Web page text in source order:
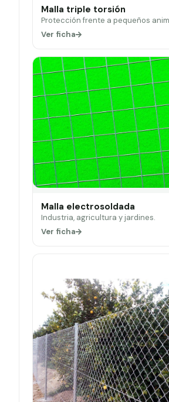
Malla triple torsión
Protección frente a pequeños
Ver ficha
Malla electrosoldada
Industria, agricultura y jardines.
Ver ficha